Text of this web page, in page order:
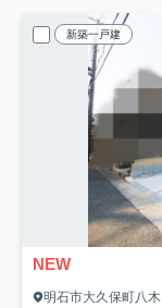
新築一戸建
NEW
明石市大久保町八木